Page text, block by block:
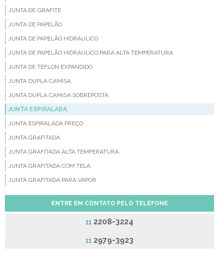
JUNTA DE GRAFITE
JUNTA DE PAPELÃO
JUNTA DE PAPELÃO HIDRÁULICO
JUNTA DE PAPELÃO HIDRÁULICO PARA ALTA TEMPERATURA
JUNTA DE TEFLON EXPANDIDO
JUNTA DUPLA CAMISA
JUNTA DUPLA CAMISA SOBREPOSTA
JUNTA ESPIRALADA
JUNTA ESPIRALADA PREÇO
JUNTA GRAFITADA
JUNTA GRAFITADA ALTA TEMPERATURA
JUNTA GRAFITADA COM TELA
JUNTA GRAFITADA PARA VAPOR
JUNTA SERRILHADA
ENTRE EM CONTATO PELO TELEFONE
11 2208-3224
11 2979-3923